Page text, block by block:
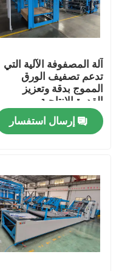
بيت
عرض الواقع الافتراضي
معلومات عنا
آلة المصفوفة الآلية التي
تدعم تصفيف الورق
المموج بدقة وتعزيز
القدرة الإنتاجية
إرسال استفسار